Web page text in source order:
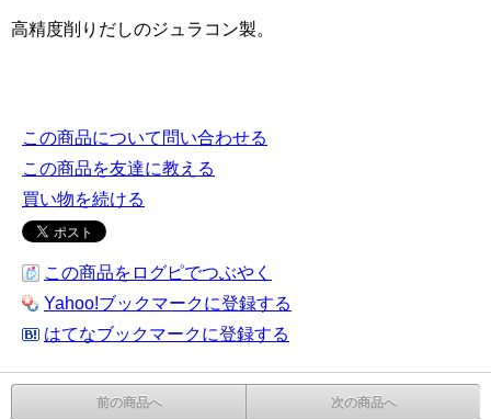
高精度削りだしのジュラコン製。
この商品について問い合わせる
この商品を友達に教える
買い物を続ける
この商品をログピでつぶやく
Yahoo!ブックマークに登録する
はてなブックマークに登録する
前の商品へ 次の商品へ